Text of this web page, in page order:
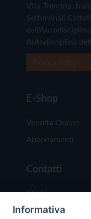
Vita Trentina,
Settimanali
Autodisciplina
E-Shop
Vendita Online
Abbonamenti
Contatti
Chi Siamo
Redazione
Informativa